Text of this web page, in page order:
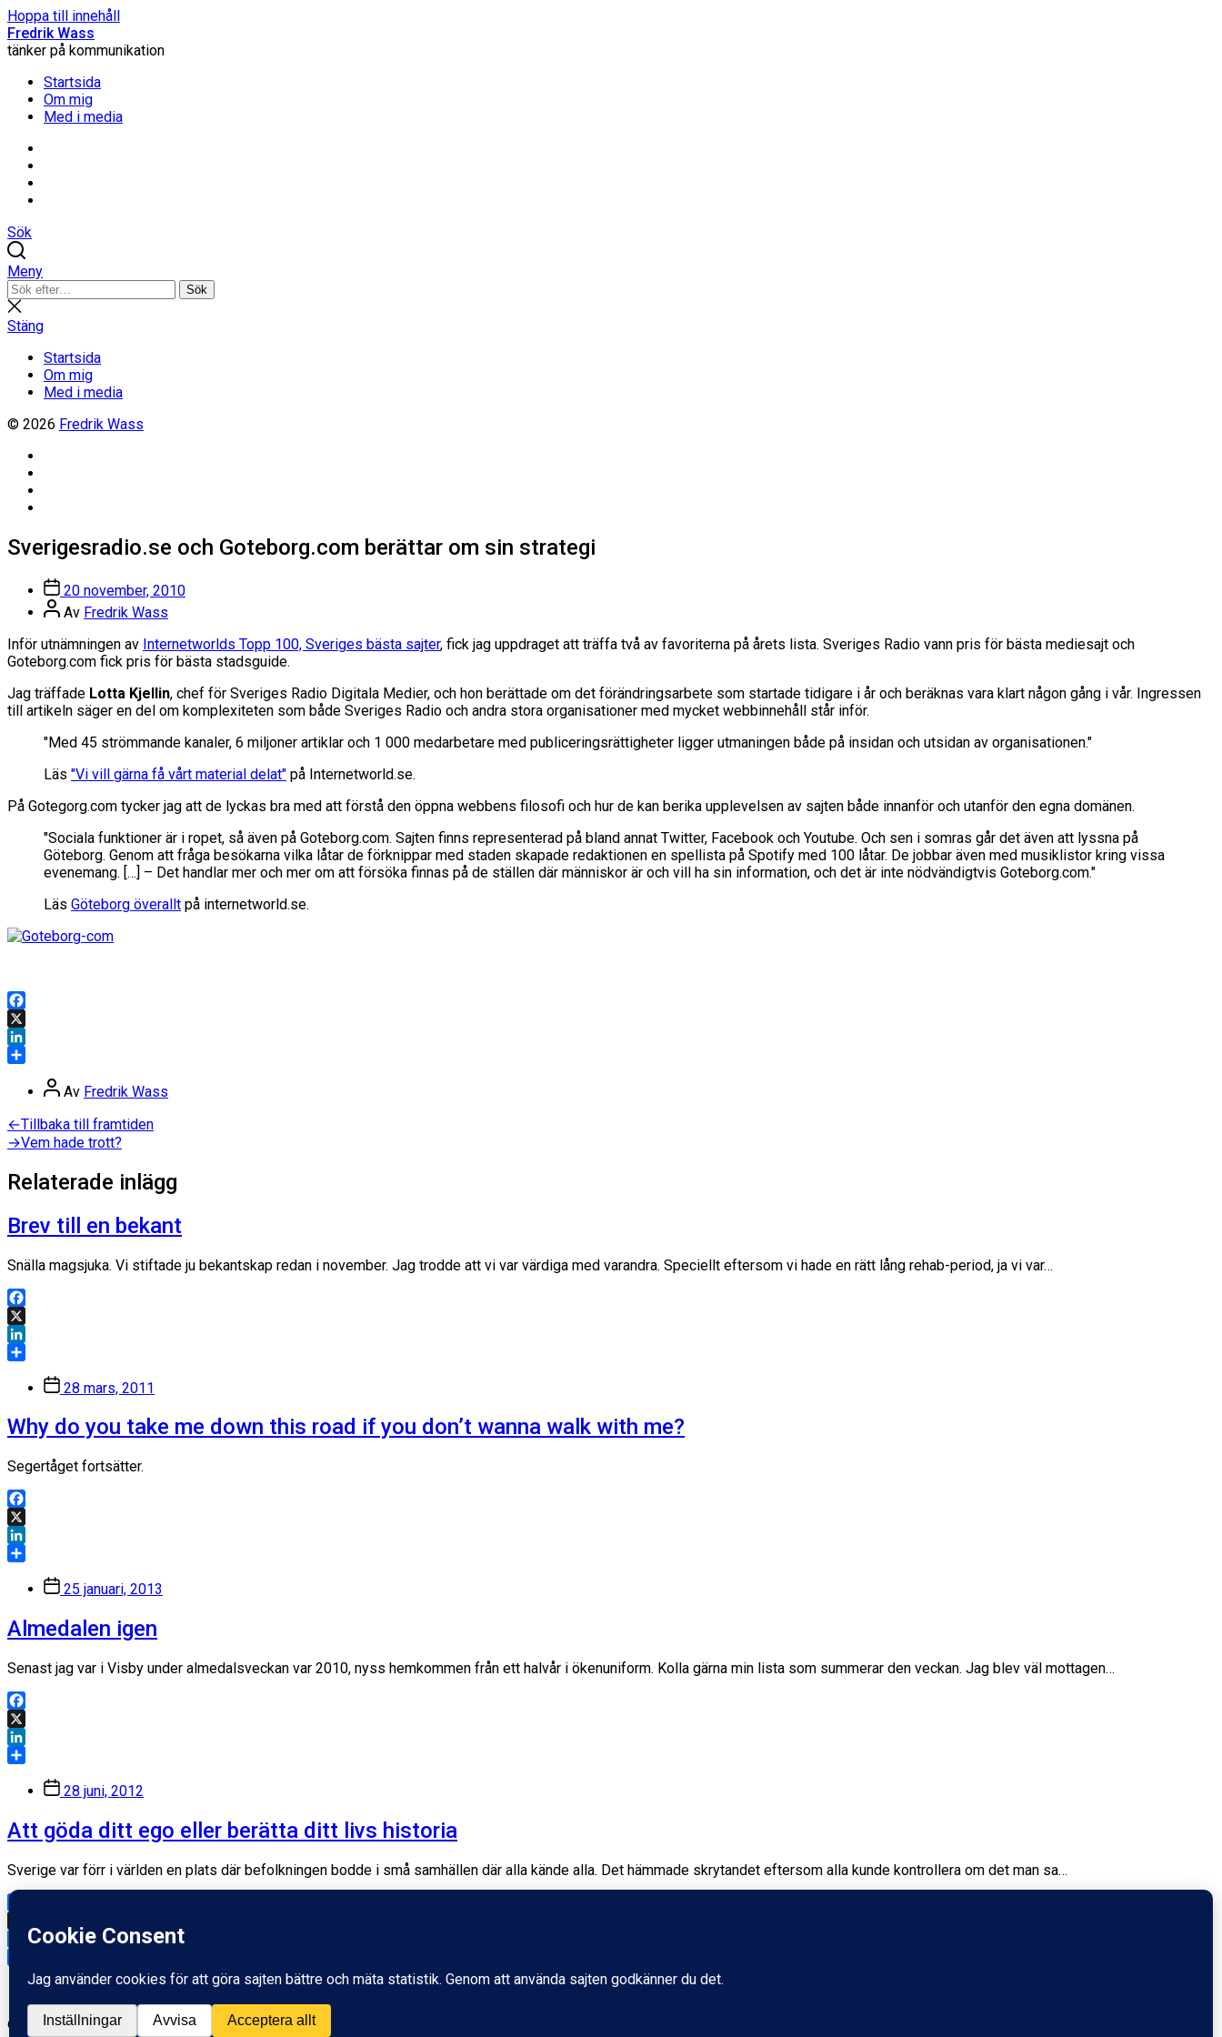
Hoppa till innehåll
Fredrik Wass
tänker på kommunikation
Startsida
Om mig
Med i media
Sök
Meny
Sök
efter:
Sök
Stäng
sökning
Stäng
Startsida
Om mig
Med i media
© 2026 Fredrik Wass
Sverigesradio.se och Goteborg.com berättar om sin strategi
Inläggsdatum
20 november, 2010
Inläggsförfattare
Av Fredrik Wass
Inför utnämningen av Internetworlds Topp 100, Sveriges bästa sajter, fick jag uppdraget att träffa två av favoriterna på årets lista. Sveriges Radio vann pris för bästa mediesajt och
Goteborg.com fick pris för bästa stadsguide.
Jag träffade Lotta Kjellin, chef för Sveriges Radio Digitala Medier, och hon berättade om det förändringsarbete som startade tidigare i år och beräknas vara klart någon gång i vår. Ingressen
till artikeln säger en del om komplexiteten som både Sveriges Radio och andra stora organisationer med mycket webbinnehåll står inför.
"Med 45 strömmande kanaler, 6 miljoner artiklar och 1 000 medarbetare med publiceringsrättigheter ligger utmaningen både på insidan och utsidan av organisationen."
Läs "Vi vill gärna få vårt material delat" på Internetworld.se.
På Gotegorg.com tycker jag att de lyckas bra med att förstå den öppna webbens filosofi och hur de kan berika upplevelsen av sajten både innanför och utanför den egna domänen.
"Sociala funktioner är i ropet, så även på Goteborg.com. Sajten finns representerad på bland annat Twitter, Facebook och Youtube. Och sen i somras går det även att lyssna på
Göteborg. Genom att fråga besökarna vilka låtar de förknippar med staden skapade redaktionen en spellista på Spotify med 100 låtar. De jobbar även med musiklistor kring vissa
evenemang. […] – Det handlar mer och mer om att försöka finnas på de ställen där människor är och vill ha sin information, och det är inte nödvändigtvis Goteborg.com."
Läs Göteborg överallt på internetworld.se.
Facebook
X
LinkedIn
Inläggsförfattare
Av Fredrik Wass
Inläggsnavigering
←Föregående
inlägg:
Tillbaka till framtiden
→Nästa
Vem hade trott?
Relaterade inlägg
Brev till en bekant
Snälla magsjuka. Vi stiftade ju bekantskap redan i november. Jag trodde att vi var värdiga med varandra. Speciellt eftersom vi hade en rätt lång rehab-period, ja vi var…
Facebook
X
LinkedIn
Inläggsdatum
28 mars, 2011
Why do you take me down this road if you don’t wanna walk with me?
Segertåget fortsätter.
Facebook
X
LinkedIn
Inläggsdatum
25 januari, 2013
Almedalen igen
Senast jag var i Visby under almedalsveckan var 2010, nyss hemkommen från ett halvår i ökenuniform. Kolla gärna min lista som summerar den veckan. Jag blev väl mottagen…
Facebook
X
LinkedIn
Inläggsdatum
28 juni, 2012
Att göda ditt ego eller berätta ditt livs historia
Sverige var förr i världen en plats där befolkningen bodde i små samhällen där alla kände alla. Det hämmade skrytandet eftersom alla kunde kontrollera om det man sa…
Dela
Inläggsdatum
© 2026Fredrik Wass